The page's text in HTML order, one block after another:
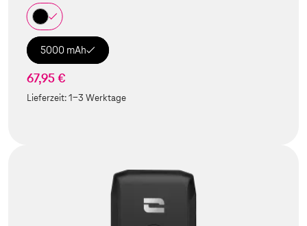
5000 mAh
67,95 €
Lieferzeit:1-3 Werktage